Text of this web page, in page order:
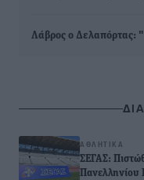
Λάβρος ο Δελαπόρτας:
ΑΘΛΗΤΙΚΆ
ΣΕΓΑΣ:
Πανελληνίου